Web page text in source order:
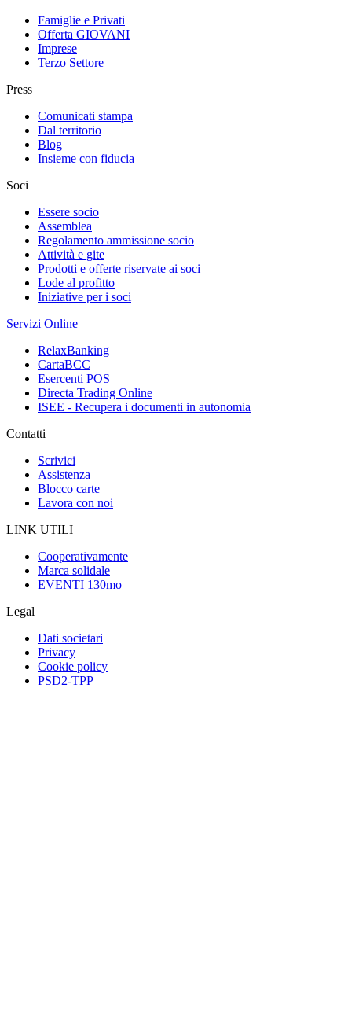
Famiglie e Privati
Offerta GIOVANI
Imprese
Terzo Settore
Press
Comunicati stampa
Dal territorio
Blog
Insieme con fiducia
Soci
Essere socio
Assemblea
Regolamento ammissione socio
Attività e gite
Prodotti e offerte riservate ai soci
Lode al profitto
Iniziative per i soci
Servizi Online
RelaxBanking
CartaBCC
Esercenti POS
Directa Trading Online
ISEE - Recupera i documenti in autonomia
Contatti
Scrivici
Assistenza
Blocco carte
Lavora con noi
LINK UTILI
Cooperativamente
Marca solidale
EVENTI 130mo
Legal
Dati societari
Privacy
Cookie policy
PSD2-TPP